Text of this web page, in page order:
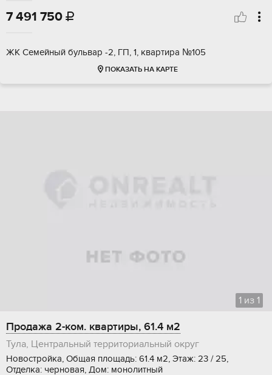
7 491 750 
ЖК Семейный бульвар -2, ГП, 1, квартира №105
ПОКАЗАТЬ НА КАРТЕ
1 из 1
Продажа 2-ком. квартиры, 61.4 м2
Тула, Центральный территориальный округ
Новостройка, Общая площадь: 61.4 м2, Этаж: 23 / 25,
Отделка: черновая, Дом: монолитный